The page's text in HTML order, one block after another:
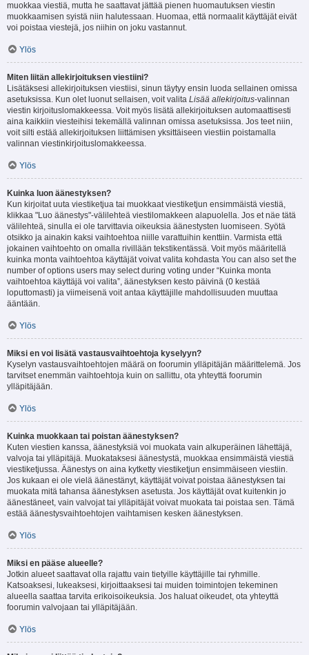
muokkaa viestiä, mutta he saattavat jättää pienen huomautuksen viestin
muokkaamisen syistä niin halutessaan. Huomaa, että normaalit käyttäjät eivät
voi poistaa viestejä, jos niihin on joku vastannut.
Ylös
Miten liitän allekirjoituksen viestiini?
Lisätäksesi allekirjoituksen viestiisi, sinun täytyy ensin luoda sellainen omissa
asetuksissa. Kun olet luonut sellaisen, voit valita Lisää allekirjoitus-valinnan
viestin kirjoituslomakkeessa. Voit myös lisätä allekirjoituksen automaattisesti
aina kaikkiin viesteihisi tekemällä valinnan omissa asetuksissa. Jos teet niin,
voit silti estää allekirjoituksen liittämisen yksittäiseen viestiin poistamalla
valinnan viestinkirjoituslomakkeessa.
Ylös
Kuinka luon äänestyksen?
Kun kirjoitat uuta viestiketjua tai muokkaat viestiketjun ensimmäistä viestiä,
klikkaa "Luo äänestys"-välilehteä viestilomakkeen alapuolella. Jos et näe tätä
välilehteä, sinulla ei ole tarvittavia oikeuksia äänestysten luomiseen. Syötä
otsikko ja ainakin kaksi vaihtoehtoa niille varattuihin kenttiin. Varmista että
jokainen vaihtoehto on omalla rivillään tekstikentässä. Voit myös määritellä
kuinka monta vaihtoehtoa käyttäjät voivat valita kohdasta You can also set the
number of options users may select during voting under “Kuinka monta
vaihtoehtoa käyttäjä voi valita”, äänestyksen kesto päivinä (0 kestää
loputtomasti) ja viimeisenä voit antaa käyttäjille mahdollisuuden muuttaa
ääntään.
Ylös
Miksi en voi lisätä vastausvaihtoehtoja kyselyyn?
Kyselyn vastausvaihtoehtojen määrä on foorumin ylläpitäjän määrittelemä. Jos
tarvitset enemmän vaihtoehtoja kuin on sallittu, ota yhteyttä foorumin
ylläpitäjään.
Ylös
Kuinka muokkaan tai poistan äänestyksen?
Kuten viestien kanssa, äänestyksiä voi muokata vain alkuperäinen lähettäjä,
valvoja tai ylläpitäjä. Muokataksesi äänestystä, muokkaa ensimmäistä viestiä
viestiketjussa. Äänestys on aina kytketty viestiketjun ensimmäiseen viestiin.
Jos kukaan ei ole vielä äänestänyt, käyttäjät voivat poistaa äänestyksen tai
muokata mitä tahansa äänestyksen asetusta. Jos käyttäjät ovat kuitenkin jo
äänestäneet, vain valvojat tai ylläpitäjät voivat muokata tai poistaa sen. Tämä
estää äänestysvaihtoehtojen vaihtamisen kesken äänestyksen.
Ylös
Miksi en pääse alueelle?
Jotkin alueet saattavat olla rajattu vain tietyille käyttäjille tai ryhmille.
Katsoaksesi, lukeaksesi, kirjoittaaksesi tai muiden toimintojen tekeminen
alueella saattaa tarvita erikoisoikeuksia. Jos haluat oikeudet, ota yhteyttä
foorumin valvojaan tai ylläpitäjään.
Ylös